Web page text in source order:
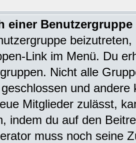
einer
Link im Menü. Du
Nicht alle
und
Mitglieder zulässt,
indem du auf den
muss noch seine